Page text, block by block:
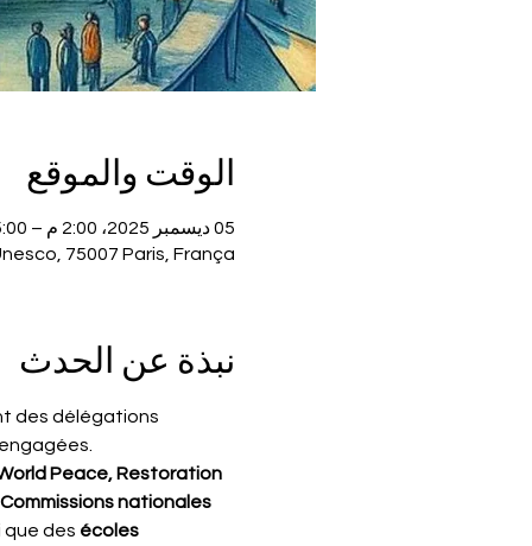
الوقت والموقع
05 ديسمبر 2025، 2:00 م – 5:00 م
75007 Paris, França
نبذة عن الحدث
des délégations
Peace, Restoration
Commissions nationales
que des écoles